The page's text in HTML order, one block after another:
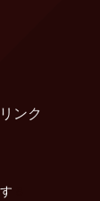
ンク